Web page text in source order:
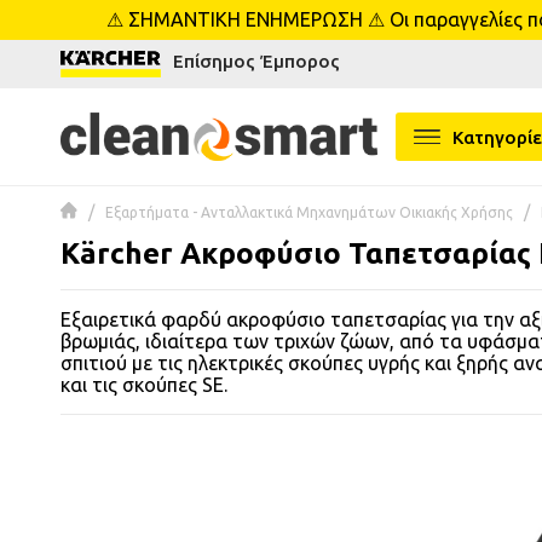
menu
⚠ ΣΗΜΑΝΤΙΚΗ ΕΝΗΜΕΡΩΣΗ ⚠ Οι παραγγελίες
Επίσημος Έμπορος
Εξαρτήματα - Ανταλλακτικά Μηχανημάτων Οικιακής Χρήσης
Kärcher Ακροφύσιο Ταπετσαρίας
Εξαιρετικά φαρδύ ακροφύσιο ταπετσαρίας για την
βρωμιάς, ιδιαίτερα των τριχών ζώων, από τα
σπιτιού με τις ηλεκτρικές σκούπες υγρής και ξηρής
και τις σκούπες SE.